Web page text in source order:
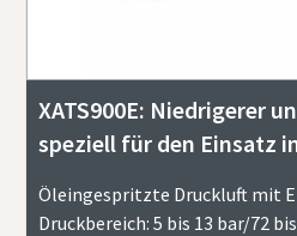
XATS900E: Niedrigerer
speziell für den Einsatz
Öleingespritzte Druckluft mit
Druckbereich: 5 bis 13 bar/72